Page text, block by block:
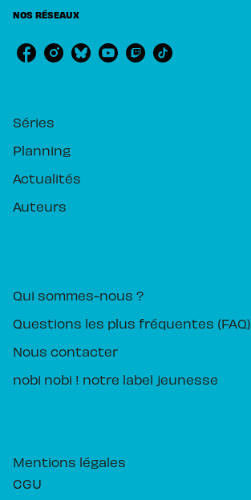
NOS RÉSEAUX
Séries
Planning
Actualités
Auteurs
Qui sommes-nous ?
Questions les plus fréquentes (FAQ)
Nous contacter
nobi nobi ! notre label jeunesse
Mentions légales
CGU